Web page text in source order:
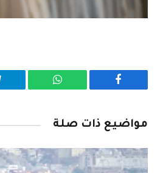
فيسبوك واتساب
مواضيع ذات صلة